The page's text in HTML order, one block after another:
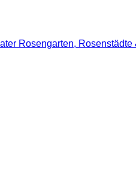
Rosengarten, Rosenstädte